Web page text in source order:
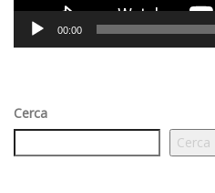
00:00
Cerca
Cerca